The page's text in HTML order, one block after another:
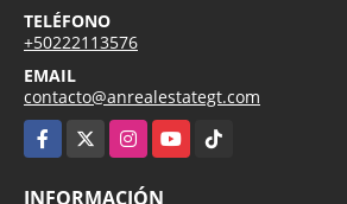
TELÉFONO
+50222113576
EMAIL
contacto@anrealestategt.com
Facebook
InstagramYouTubeTikTok
INFORMACIÓN